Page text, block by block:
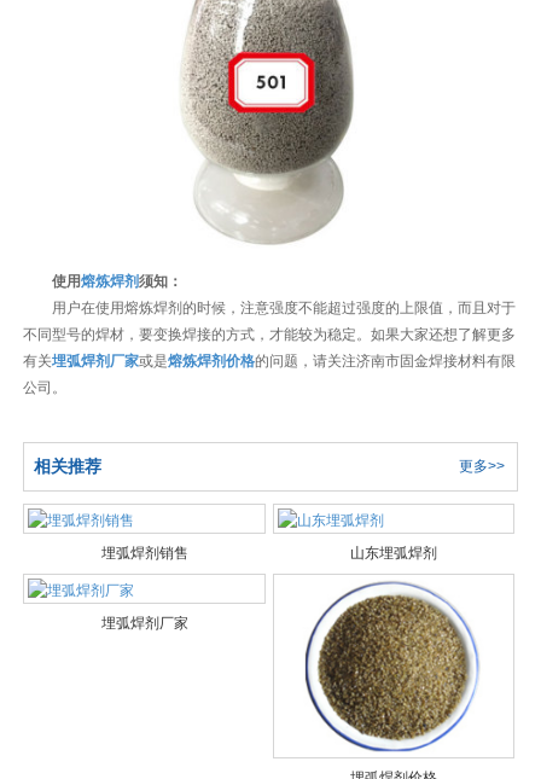
使用熔炼焊剂须知：
用户在使用熔炼焊剂的时候，注意强度不能超过强度的上限值，而且对于
不同型号的焊材，要变换焊接的方式，才能较为稳定。如果大家还想了解更多
有关埋弧焊剂厂家或是熔炼焊剂价格的问题，请关注济南市固金焊接材料有限
公司。
更多>>
相关推荐
埋弧焊剂销售 山东埋弧焊剂
埋弧焊剂厂家